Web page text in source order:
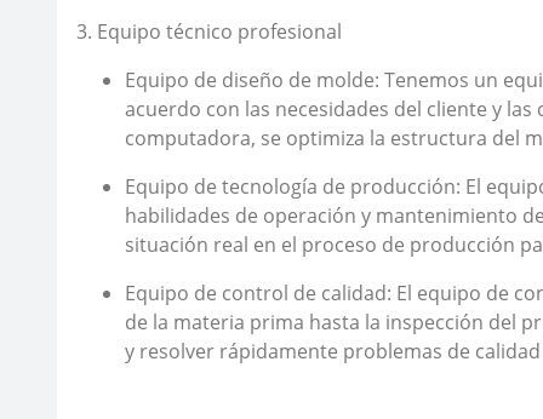
3. Equipo técnico profesional
Equipo de diseño de molde: Tenemos un
acuerdo con las necesidades del cliente y
computadora, se optimiza la estructura del
Equipo de tecnología de producción: El
habilidades de operación y mantenimiento
situación real en el proceso de producción
Equipo de control de calidad: El equipo de
de la materia prima hasta la inspección del
y resolver rápidamente problemas de